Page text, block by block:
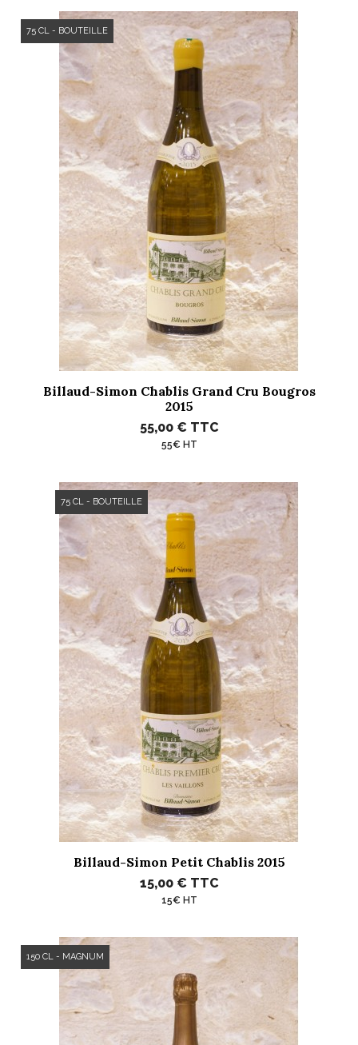
Billaud-Simon Chablis Grand Cru Bougros
2015
55,00 € TTC
55€ HT
75 CL - BOUTEILLE
Billaud-Simon Petit Chablis 2015
15,00 € TTC
15€ HT
75 CL - BOUTEILLE
150 CL - MAGNUM